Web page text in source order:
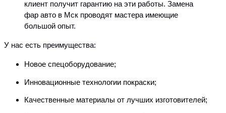
клиент получит гарантию на эти работы. Замена
фар авто в Мск проводят мастера имеющие
большой опыт.
У нас есть преимущества:
Новое спецоборудование;
Инновационные технологии покраски;
Качественные материалы от лучших изготовителей;